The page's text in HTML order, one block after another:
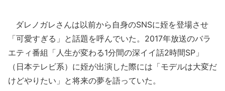
ダレノガレさんは以前から自身のSNSに姪を登場させ
「可愛すぎる」と話題を呼んでいた。2017年放送のバラ
エティ番組「人生が変わる1分間の深イイ話2時間SP」
（日本テレビ系）に姪が出演した際には「モデルは大変だ
けどやりたい」と将来の夢を語っていた。